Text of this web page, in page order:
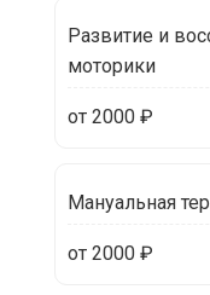
Развитие и
моторики
от 2000 ₽
Мануальная
от 2000 ₽